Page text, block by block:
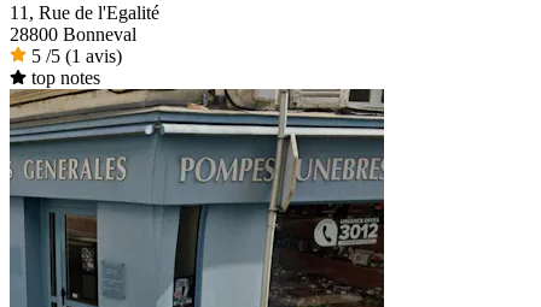
11, Rue de l'Egalité
28800 Bonneval
5 /5 (1 avis)
top notes